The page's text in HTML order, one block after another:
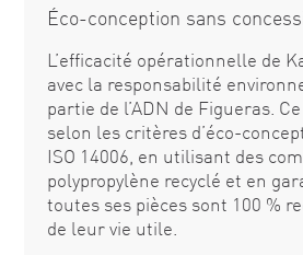
Éco-conception sans
L’efficacité opérationnelle de
avec la responsabilité
partie de l’ADN de Figueras.
selon les critères d’éco-
ISO 14006, en utilisant des
polypropylène recyclé et en
toutes ses pièces sont 100 %
de leur vie utile.